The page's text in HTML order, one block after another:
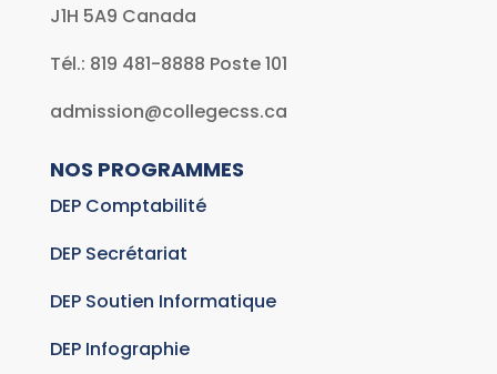
J1H 5A9 Canada
Tél.: 819 481-8888 Poste 101
admission@collegecss.ca
NOS PROGRAMMES
DEP Comptabilité
DEP Secrétariat
DEP Soutien Informatique
DEP Infographie